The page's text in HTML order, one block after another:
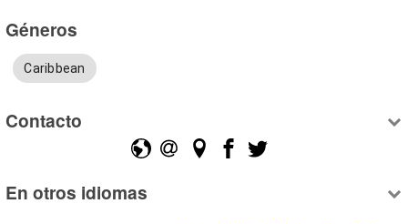
Géneros
Caribbean
Contacto
En otros idiomas